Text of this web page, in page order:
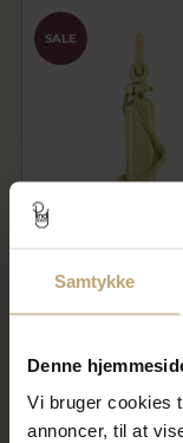
Samtykke
Denne
Vi bruger cookies
annoncer, til at
SALE
forgyldt
1.072,00 kr
På fjernlager